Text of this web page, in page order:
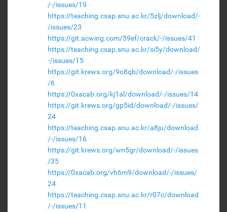
/-/issues/19
https://teaching.csap.snu.ac.kr/5zlj/download/-
/issues/23
https://git.acwing.com/59ef/crack/-/issues/41
https://teaching.csap.snu.ac.kr/si5y/download/
-/issues/15
https://git.krews.org/9o8qb/download/-/issues
/6
https://0xacab.org/kj1al/download/-/issues/14
https://git.krews.org/gp5id/download/-/issues/
24
https://teaching.csap.snu.ac.kr/a8ju/download
/-/issues/16
https://git.krews.org/wn5gr/download/-/issues
/35
https://0xacab.org/vh6m9/download/-/issues/
24
https://teaching.csap.snu.ac.kr/r07c/download
/-/issues/11